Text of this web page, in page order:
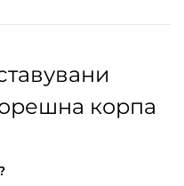
корпа